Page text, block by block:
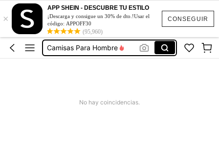
CONSEGUIR
×
APP SHEIN - DESCUBRE TU ESTILO
¡Descarga y consigue un 30% de dto.!Usar el
código: APPOFF30
(95,960)
Shorts De Hombre
Pantalones De Hombre
Camisas Para Hombre
Ropa De Hombre
No hay coincidencias.